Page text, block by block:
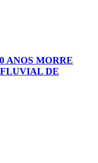
ANOS MORRE
DE